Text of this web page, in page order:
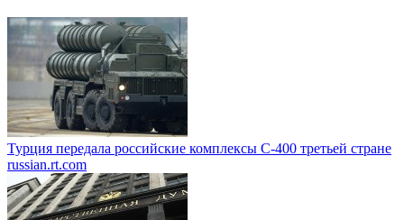
Турция передала российские комплексы С-400 третьей стране
russian.rt.com